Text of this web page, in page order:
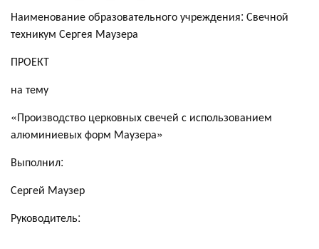
Наименование образовательного учреждения: Свечной
техникум Сергея Маузера
ПРОЕКТ
на тему
«Производство церковных свечей с использованием
алюминиевых форм Маузера»
Выполнил:
Сергей Маузер
Руководитель: